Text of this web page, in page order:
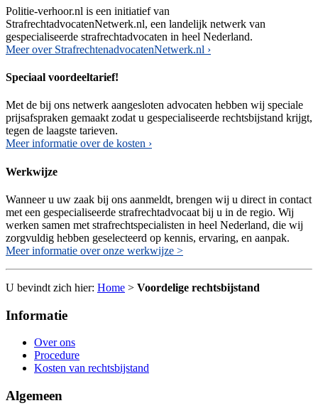
Politie-verhoor.nl is een initiatief van
StrafrechtadvocatenNetwerk.nl, een landelijk netwerk van
gespecialiseerde strafrechtadvocaten in heel Nederland.
Meer over StrafrechtenadvocatenNetwerk.nl ›
Speciaal voordeeltarief!
Met de bij ons netwerk aangesloten advocaten hebben wij speciale
prijsafspraken gemaakt zodat u gespecialiseerde rechtsbijstand krijgt,
tegen de laagste tarieven.
Meer informatie over de kosten ›
Werkwijze
Wanneer u uw zaak bij ons aanmeldt, brengen wij u direct in contact
met een gespecialiseerde strafrechtadvocaat bij u in de regio. Wij
werken samen met strafrechtspecialisten in heel Nederland, die wij
zorgvuldig hebben geselecteerd op kennis, ervaring, en aanpak.
Meer informatie over onze werkwijze >
U bevindt zich hier: Home > Voordelige rechtsbijstand
Informatie
Over ons
Procedure
Kosten van rechtsbijstand
Algemeen